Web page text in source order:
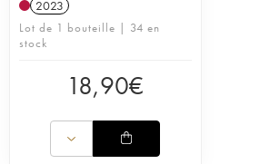
2023
Lot de 1 bouteille | 34 en
stock
18,90€